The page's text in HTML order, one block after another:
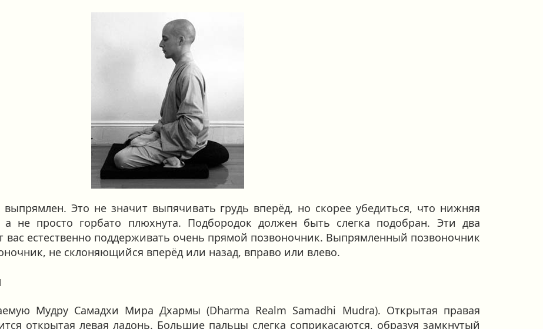
Это не значит выпячивать грудь вперёд, но скорее убедиться, что нижняя
не просто горбато плюхнута. Подбородок должен быть слегка подобран. Эти два
вас естественно поддерживать очень прямой позвоночник. Выпрямленный позвоночник
не склоняющийся вперёд или назад, вправо или влево.
Мудру Самадхи Мира Дхармы (Dharma Realm Samadhi Mudra). Открытая правая
открытая левая ладонь. Большие пальцы слегка соприкасаются, образуя замкнутый